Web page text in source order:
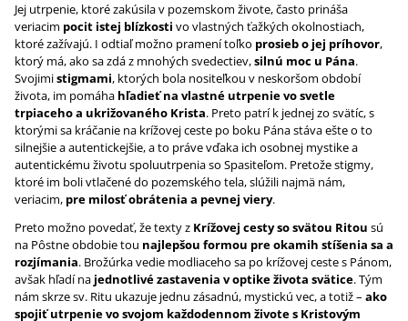
Jej utrpenie, ktoré zakúsila v pozemskom živote, často prináša
veriacim pocit istej blízkosti vo vlastných ťažkých okolnostiach,
ktoré zažívajú. I odtiaľ možno pramení toľko prosieb o jej príhovor,
ktorý má, ako sa zdá z mnohých svedectiev,silnú moc u Pána.
Svojimistigmami, ktorých bola nositeľkou v neskoršom období
života, im pomáha hľadieť na vlastné utrpenie vo svetle
trpiaceho a ukrižovaného Krista. Preto patrí k jednej zo svätíc, s
ktorými sa kráčanie na krížovej ceste po boku Pána stáva ešte o to
silnejšie a autentickejšie, a to práve vďaka ich osobnej mystike a
autentickému životu spoluutrpenia so Spasiteľom. Pretože stigmy,
ktoré im boli vtlačené do pozemského tela, slúžili najmä nám,
veriacim, pre milosť obrátenia a pevnej viery.
Preto možno povedať, že texty z Krížovej cesty so svätou Ritou sú
na Pôstne obdobie tou najlepšou formou pre okamih stíšenia sa a
rozjímania. Brožúrka vedie modliaceho sa po krížovej ceste s Pánom,
avšak hľadí na jednotlivé zastavenia v optike života svätice. Tým
nám skrze sv. Ritu ukazuje jednu zásadnú, mystickú vec, a totiž – ako
spojiť utrpenie vo svojom každodennom živote s Kristovým